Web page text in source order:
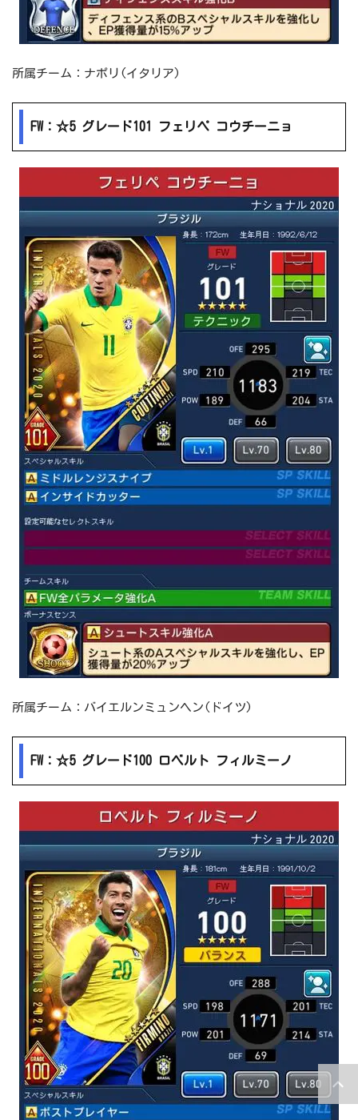
所属チーム：ナポリ(イタリア)
FW：☆5 グレード101 フェリペ コウチーニョ
所属チーム：バイエルンミュンヘン(ドイツ)
FW：☆5 グレード100 ロベルト フィルミーノ